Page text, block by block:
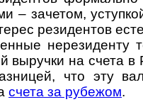
– заче­том,
рези­ден­тов
нере­зи­денту
выру­чки на счета
что эту
счета за рубежом.